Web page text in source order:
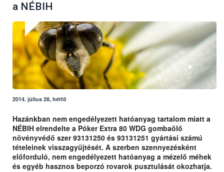
a NÉBIH
2014. július 28, hétfő
Hazánkban nem engedélyezett hatóanyag tartalom miatt a
NÉBIH elrendelte a Póker Extra 80 WDG gombaölő
növényvédő szer 93131250 és 93131251 gyártási számú
tételeinek visszagyűjtését. A szerben szennyezésként
előforduló, nem engedélyezett hatóanyag a mézelő méhek
és egyéb hasznos beporzó rovarok pusztulását okozhatja.